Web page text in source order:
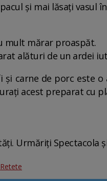
și mai lăsați
mult mărar proaspăt.
alături de un ardei
și carne de porc este
acest preparat cu
Urmăriți Spectacola
Retete